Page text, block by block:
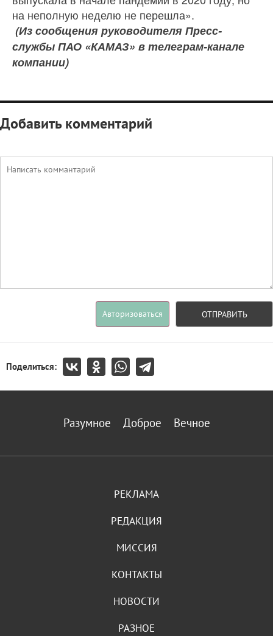
на неполную неделю не перешла».
(Из сообщенияруководителя Пресс-
службы ПАО «КАМАЗ» в телеграм-канале
компании)
Добавить комментарий
Авторизоваться ОТПРАВИТЬ
Поделиться:
Разумное Доброе Вечное
РЕКЛАМА
РЕДАКЦИЯ
МИССИЯ
КОНТАКТЫ
НОВОСТИ
РАЗНОЕ